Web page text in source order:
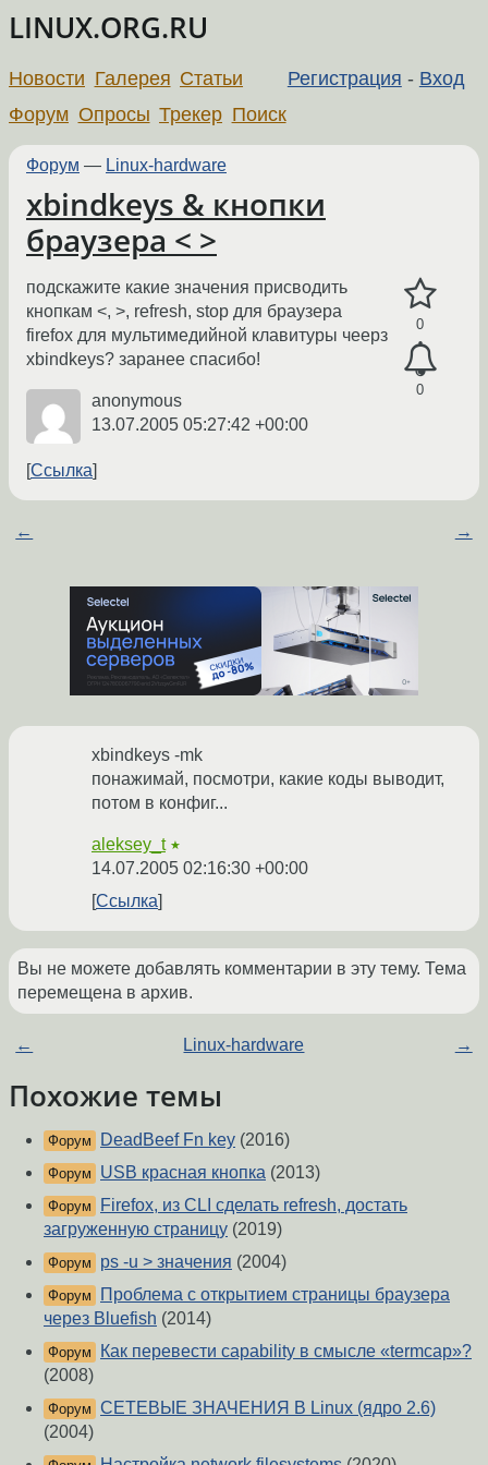
LINUX.ORG.RU
Регистрация - Вход
Новости Галерея Статьи
Форум Опросы Трекер Поиск
Форум — Linux-hardware
xbindkeys & кнопки
браузера < >
0
0
подскажите какие значения присводить
кнопкам <, >, refresh, stop для браузера
firefox для мультимедийной клавитуры чеерз
xbindkeys? заранее спасибо!
anonymous
13.07.2005 05:27:42 +00:00
Ссылка
← →
xbindkeys -mk
понажимай, посмотри, какие коды выводит,
потом в конфиг...
aleksey_t ★
14.07.2005 02:16:30 +00:00
Ссылка
Вы не можете добавлять комментарии в эту тему. Тема
перемещена в архив.
← Linux-hardware →
Похожие темы
Форум DeadBeef Fn key (2016)
Форум USB красная кнопка (2013)
Форум
Firefox, из CLI сделать refresh, достать
загруженную страницу (2019)
Форум ps -u > значения (2004)
Форум
Проблема с открытием страницы браузера
через Bluefish (2014)
Форум
Как перевести capability в смысле «termcap»?
(2008)
Форум СЕТЕВЫЕ ЗНАЧЕНИЯ В Linux (ядро 2.6)
(2004)